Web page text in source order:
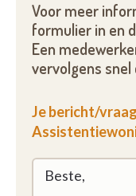
Voor meer
formulier in en
Een
vervolgens
Je bericht/